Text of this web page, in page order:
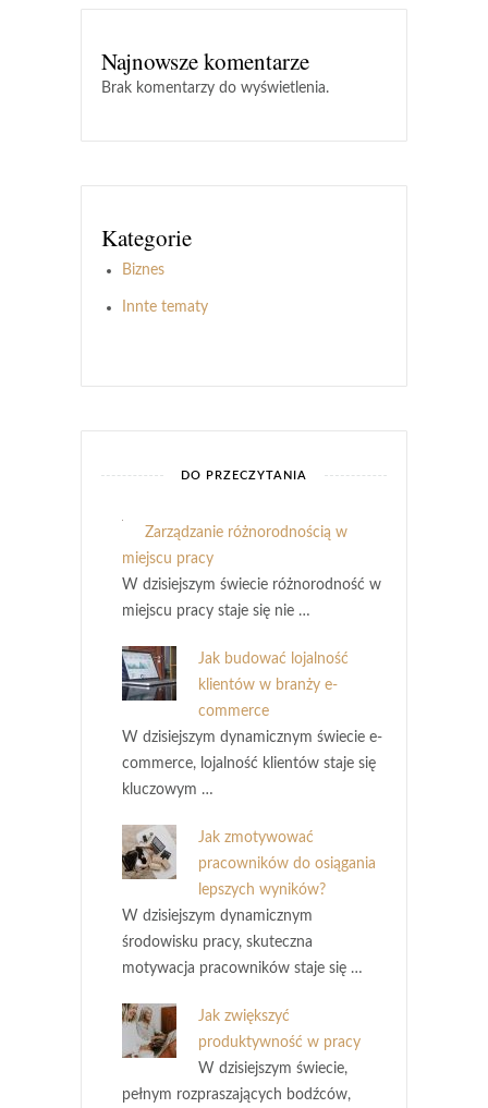
Najnowsze komentarze
Brak komentarzy do wyświetlenia.
Kategorie
Biznes
Innte tematy
DO PRZECZYTANIA
Zarządzanie różnorodnością w
miejscu pracy
W dzisiejszym świecie różnorodność w
miejscu pracy staje się nie …
Jak budować lojalność
klientów w branży e-
commerce
W dzisiejszym dynamicznym świecie e-
commerce, lojalność klientów staje się
kluczowym …
Jak zmotywować
pracowników do osiągania
lepszych wyników?
W dzisiejszym dynamicznym
środowisku pracy, skuteczna
motywacja pracowników staje się …
Jak zwiększyć
produktywność w pracy
W dzisiejszym świecie,
pełnym rozpraszających bodźców,